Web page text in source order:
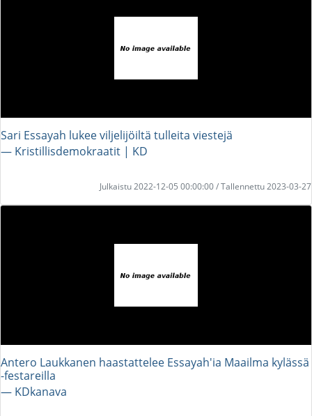
Sari Essayah lukee viljelijöiltä tulleita viestejä
― Kristillisdemokraatit | KD
Julkaistu 2022-12-05 00:00:00 / Tallennettu 2023-03-27
Antero Laukkanen haastattelee Essayah'ia Maailma kylässä
-festareilla
― KDkanava